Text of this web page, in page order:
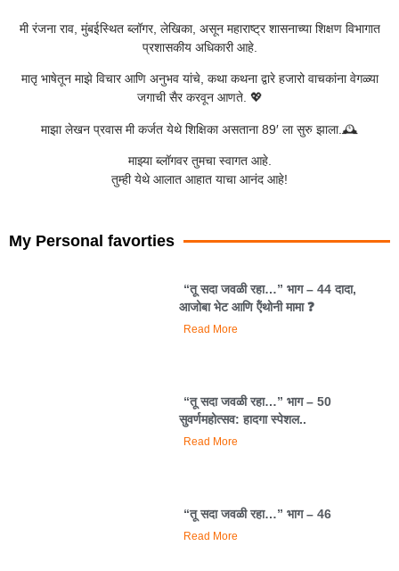
मी रंजना राव, मुंबईस्थित ब्लॉगर, लेखिका, असून महाराष्ट्र शासनाच्या शिक्षण विभागात
प्रशासकीय अधिकारी आहे.
मातृ भाषेतून माझे विचार आणि अनुभव यांचे, कथा कथना द्वारे हजारो वाचकांना वेगळ्या
जगाची सैर करवून आणते. 💖
माझा लेखन प्रवास मी कर्जत येथे शिक्षिका असताना 89′ ला सुरु झाला.🕰️
माझ्या ब्लॉगवर तुमचा स्वागत आहे.
तुम्ही येथे आलात आहात याचा आनंद आहे!
My Personal favorties
“तू सदा जवळी रहा…” भाग – 44 दादा,
आजोबा भेट आणि ऍंथोनी मामा ❓️
Read More
“तू सदा जवळी रहा…” भाग – 50
सुवर्णमहोत्सव: हादगा स्पेशल..
Read More
“तू सदा जवळी रहा…” भाग – 46
Read More